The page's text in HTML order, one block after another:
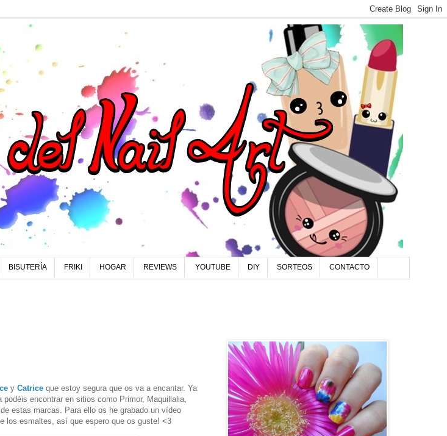
BISUTERÍA FRIKI HOGAR REVIEWS YOUTUBE DIY SORTEOS CONTACTO
y Catrice que estoy segura que os va a encantar. Ya
encontrar en sitios como Primor, Maquillalia,
estas marcas. Para ello os he grabado un vídeo
los esmaltes, así que espero que os guste! <3